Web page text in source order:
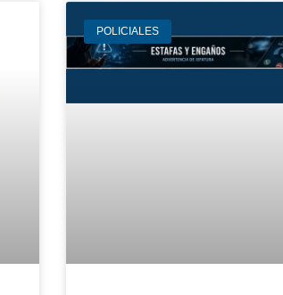
POLICIALES